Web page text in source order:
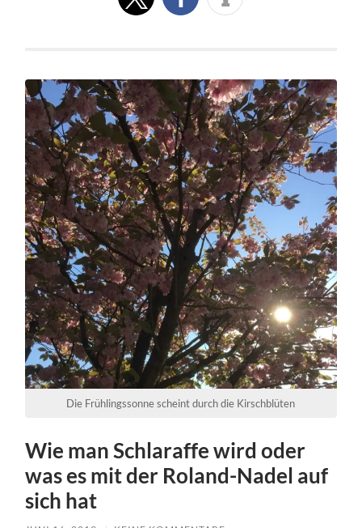
Die Frühlingssonne scheint durch die Kirschblüten
Wie man Schlaraffe wird oder
was es mit der Roland-Nadel auf
sich hat